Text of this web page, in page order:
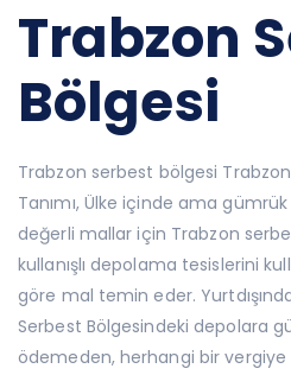
Trabzon
Bölgesi
Trabzon serbest bölgesi
Tanımı, Ülke içinde ama gümrük
değerli mallar için Trabzon
kullanışlı depolama tesislerini
göre mal temin eder.
Serbest Bölgesindeki depolara
ödemeden, herhangi bir